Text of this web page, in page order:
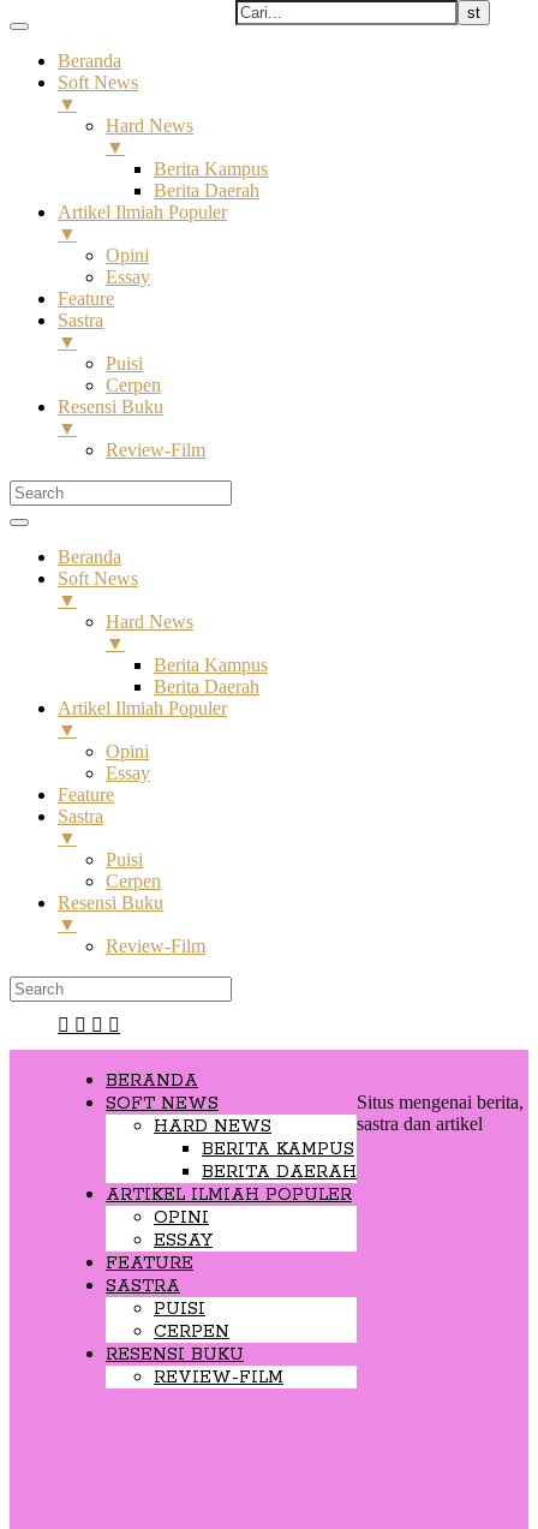
Beranda
Soft News
▼
Hard News
▼
Berita Kampus
Berita Daerah
Artikel Ilmiah Populer
▼
Opini
Essay
Feature
Sastra
▼
Puisi
Cerpen
Resensi Buku
▼
Review-Film
Beranda
Soft News
▼
Hard News
▼
Berita Kampus
Berita Daerah
Artikel Ilmiah Populer
▼
Opini
Essay
Feature
Sastra
▼
Puisi
Cerpen
Resensi Buku
▼
Review-Film
BERANDA
SOFT NEWS
HARD NEWS
BERITA KAMPUS
BERITA DAERAH
ARTIKEL ILMIAH POPULER
OPINI
ESSAY
FEATURE
SASTRA
PUISI
CERPEN
RESENSI BUKU
REVIEW-FILM
Situs mengenai berita,
sastra dan artikel